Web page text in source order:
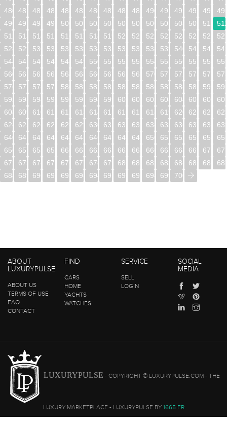
480
481 482 483 484 485 486 487 488 489 490 491 492 493 494
496
497 498 499 500 501 502 503 504 505 506 507 508 509 510
512
513 514 515 516 517 518 519 520 521 522 523 524 525 526
528
529 530 531 532 533 534 535 536 537 538 539 540 541 542
544
545 546 547 548 549 550 551 552 553 554 555 556 557 558
560
561 562 563 564 565 566 567 568 569 570 571 572 573 574
576
577 578 579 580 581 582 583 584 585 586 587 588 589 590
592
593 594 595 596 597 598 599 600 601 602 603 604 605 606
608
609 610 611 612 613 614 615 616 617 618 619 620 621 622
624
625 626 627 628 629 630 631 632 633 634 635 636 637 638
640
641 642 643 644 645 646 647 648 649 650 651 652 653 654
656
657 658 659 660 661 662 663 664 665 666 667 668 669 670
672
673 674 675 676 677 678 679 680 681 682 683 684 685 686
688
689 690 691 692 693 694 695 696 697 698 699 700
ABOUT
LUXURYPULSE
ABOUT US
TERMS OF USE
FAQ
CONTACT
FIND
CARS
HOME
YACHTS
WATCHES
SERVICE
SELL
LOGIN
SOCIAL
MEDIA
LUXURYPULSE - COPYRIGHT © LUXURYPULSE.COM - THE
LUXURY MARKETPLACE - LUXURYPULSE BY 1665.FR